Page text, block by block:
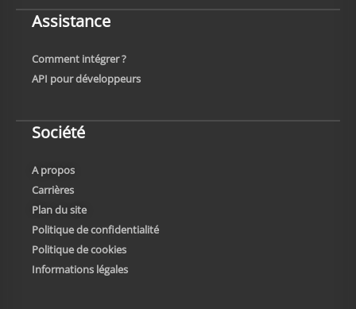
Assistance
Comment intégrer ?
API pour développeurs
Société
A propos
Carrières
Plan du site
Politique de confidentialité
Politique de cookies
Informations légales